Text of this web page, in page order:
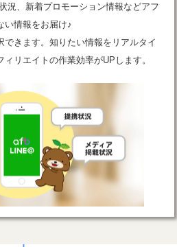
況、新着プロモーション情報などアフ
い情報をお届け♪
きます。知りたい情報をリアルタイ
リエイトの作業効率がUPします。